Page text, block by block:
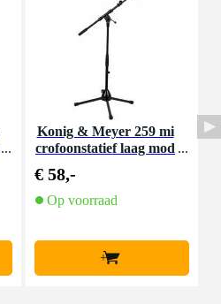
Konig & Meyer 259 mi
crofoonstatief laag mod
€ 58,-
Op voorraad
+